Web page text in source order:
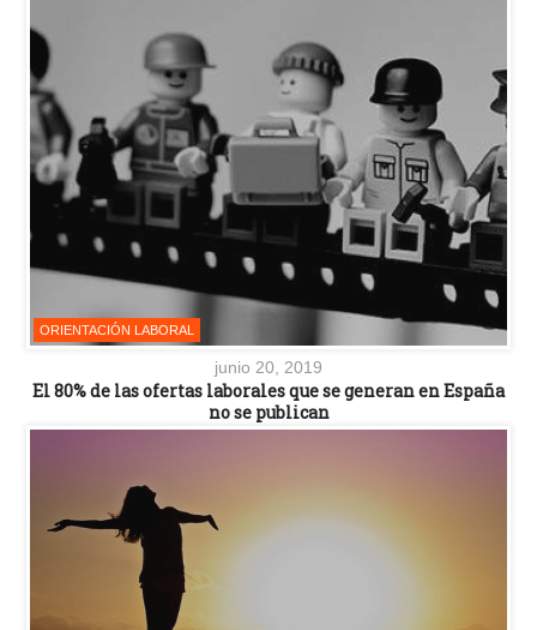
ORIENTACIÓN LABORAL
junio 20, 2019
El 80% de las ofertas laborales que se generan en España
no se publican